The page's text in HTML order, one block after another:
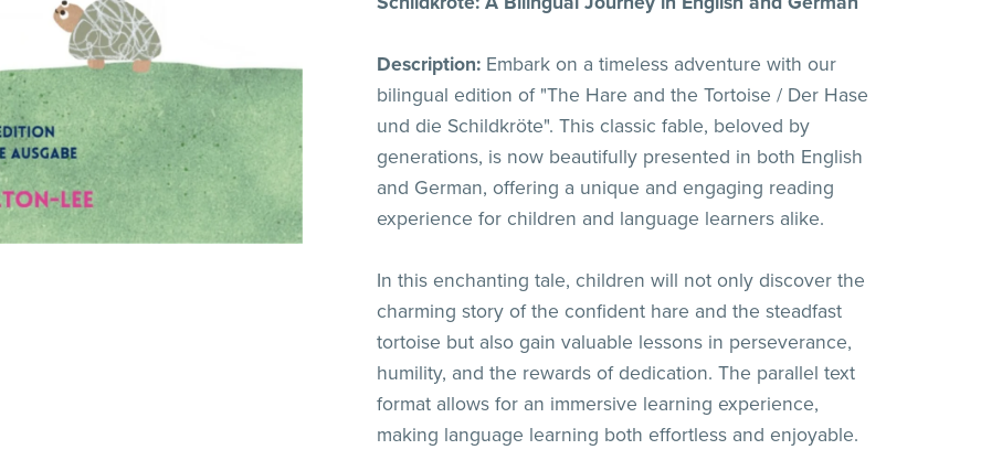
Description:Embark on a timeless adventure with our
bilingual edition of "The Hare and the Tortoise / Der Hase
und die Schildkröte". This classic fable, beloved by
generations, is now beautifully presented in both English
and German, offering a unique and engaging reading
experience for children and language learners alike.
In this enchanting tale, children will not only discover the
charming story of the confident hare and the steadfast
tortoise but also gain valuable lessons in perseverance,
humility, and the rewards of dedication. The parallel text
format allows for an immersive learning experience,
making language learning both effortless and enjoyable.